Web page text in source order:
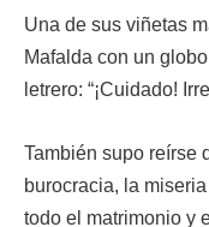
Una de sus viñetas
Mafalda con un
letrero: “¡Cuidado!
También supo reírse
burocracia, la
todo el matrimonio y